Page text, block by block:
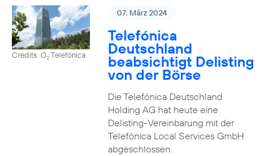
Credits: O2Telefónica
07. März 2024
Telefónica
Deutschland
beabsichtigt Delisting
von der Börse
Die Telefónica Deutschland
Holding AG hat heute eine
Delisting-Vereinbarung mit der
Telefónica Local Services GmbH
abgeschlossen.